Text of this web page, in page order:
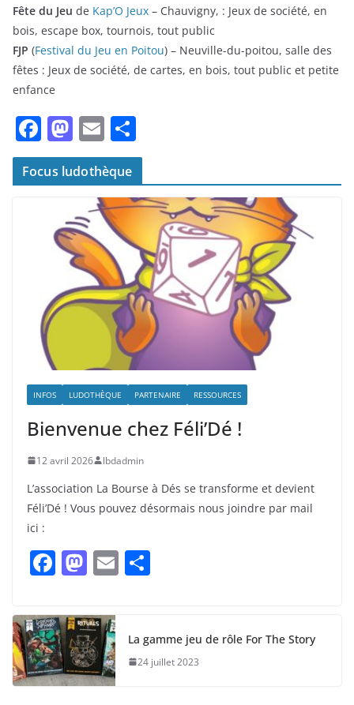
Fête du Jeu de Kap’O Jeux – Chauvigny, : Jeux de société, en
bois, escape box, tournois, tout public
FJP (Festival du Jeu en Poitou) – Neuville-du-poitou, salle des
fêtes : Jeux de société, de cartes, en bois, tout public et petite
enfance
F
a
c
b
o
k
M
a
st
d
o
n
E
m
ai
l
ar
ta
g
er
Focus ludothèque
INFOS LUDOTHÈQUE PARTENAIRE RESSOURCES
Bienvenue chez Féli’Dé !
12 avril 2026 lbdadmin
L’association La Bourse à Dés se transforme et devient
Féli’Dé ! Vous pouvez désormais nous joindre par mail
ici :
F
c
e
b
o
M
st
o
d
o
E
g
er
La gamme jeu de rôle For The Story
24 juillet 2023